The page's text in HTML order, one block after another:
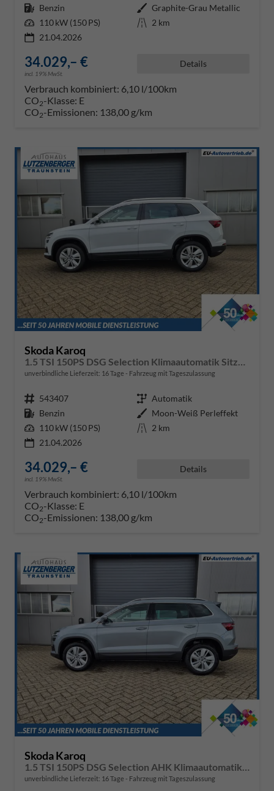
Kraftstoff Benzin Außenfarbe Graphite-Grau Metallic
Leistung 110 kW (150 PS) Kilometerstand 2 km
21.04.2026
34.029,– €
incl. 19% MwSt.
Details
Verbrauch kombiniert: 6,10 l/100km
CO2-Klasse: E
CO2-Emissionen: 138,00 g/km
Skoda Karoq
unverbindliche Lieferzeit: 16 Tage Fahrzeug mit Tageszulassung
Fahrzeugnr. 543407 Getriebe Automatik
Kraftstoff Benzin Außenfarbe Moon-Weiß Perleffekt
Leistung 110 kW (150 PS) Kilometerstand 2 km
21.04.2026
34.029,– €
incl. 19% MwSt.
Details
Verbrauch kombiniert: 6,10 l/100km
CO2-Klasse: E
CO2-Emissionen: 138,00 g/km
Skoda Karoq
unverbindliche Lieferzeit: 16 Tage Fahrzeug mit Tageszulassung